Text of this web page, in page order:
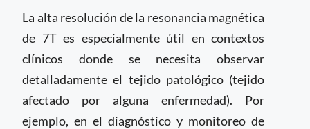
La alta resolución de la resonancia magnética
de 7T es especialmente útil en contextos
clínicos donde se necesita observar
detalladamente el tejido patológico (tejido
afectado por alguna enfermedad). Por
ejemplo, en el diagnóstico y monitoreo de